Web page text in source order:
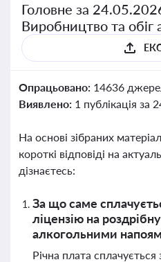
Головне за
Виробництво та обіг
Опрацьовано: 14636
Виявлено: 1 публікація за
На основі зібраних
короткі відповіді на
дізнаєтесь:
За що саме
ліцензію на
алкогольними
Річна плата